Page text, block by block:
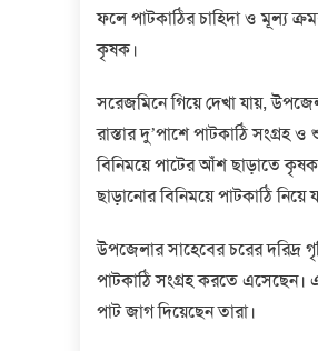
ফলে পাটকাঠির চাহিদা ও মূল্য
কৃষক।
সরেজমিনে গিয়ে দেখা যায়,
রাস্তার দু’পাশে পাটকাঠি সংগ্রহ
বিনিময়ে পাটের আঁশ ছাড়াতে
ছাড়ানোর বিনিময়ে পাটকাঠি নিয়ে
উপজেলার সাহেবের চরের দরিদ্র
পাটকাঠি সংগ্রহ করতে এসেছেন।
পাট জাগ দিয়েছেন তারা।